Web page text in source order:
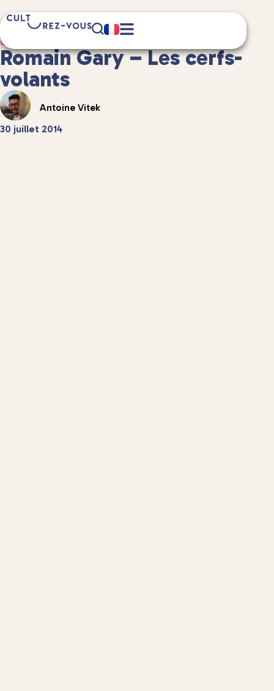
Culture
9 minute(s) de lecture
Romain Gary – Les cerfs-
volants
Antoine Vitek
30 juillet 2014